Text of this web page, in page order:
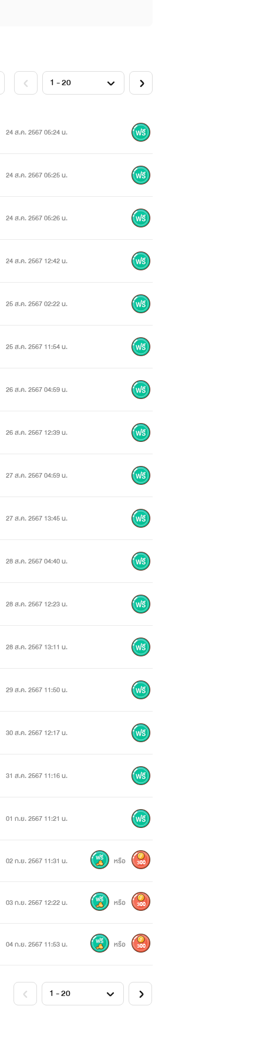
24 ส.ค. 2567 05:24 น.
24 ส.ค. 2567 05:25 น.
24 ส.ค. 2567 05:26 น.
24 ส.ค. 2567 12:42 น.
25 ส.ค. 2567 02:22 น.
25 ส.ค. 2567 11:54 น.
26 ส.ค. 2567 04:59 น.
26 ส.ค. 2567 12:39 น.
27 ส.ค. 2567 04:59 น.
27 ส.ค. 2567 13:45 น.
28 ส.ค. 2567 04:40 น.
28 ส.ค. 2567 12:23 น.
28 ส.ค. 2567 13:11 น.
29 ส.ค. 2567 11:50 น.
30 ส.ค. 2567 12:17 น.
31 ส.ค. 2567 11:16 น.
01 ก.ย. 2567 11:21 น.
02 ก.ย. 2567 11:31 น. หรือ 300
03 ก.ย. 2567 12:22 น. หรือ 300
04 ก.ย. 2567 11:53 น. หรือ 300